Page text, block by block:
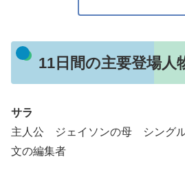
11日間の主要登場人
サラ
主人公 ジェイソンの母 シング
文の編集者